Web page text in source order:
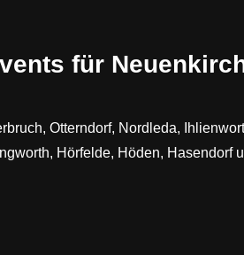
für
Otterndorf, Nordleda,
Hörfelde, Höden, Hasendorf